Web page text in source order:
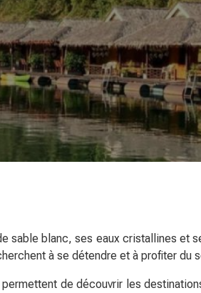
sable blanc, ses eaux cristallines
à se détendre et à profiter
de découvrir les